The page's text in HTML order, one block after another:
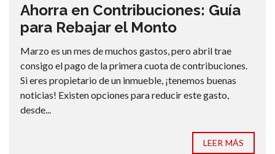
Ahorra en Contribuciones: Guía
para Rebajar el Monto
Marzo es un mes de muchos gastos, pero abril trae
consigo el pago de la primera cuota de contribuciones.
Si eres propietario de un inmueble, ¡tenemos buenas
noticias! Existen opciones para reducir este gasto,
desde...
LEER MÁS